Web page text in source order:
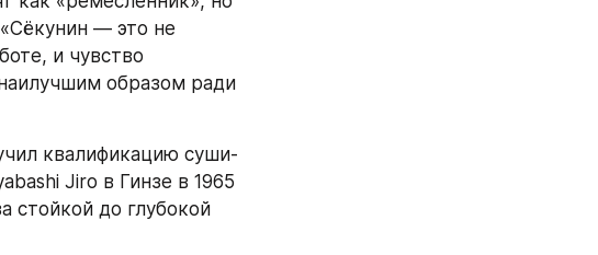
— это не
и чувство
образом ради
квалификацию суши-
Jiro в Гинзе в 1965
стойкой до глубокой